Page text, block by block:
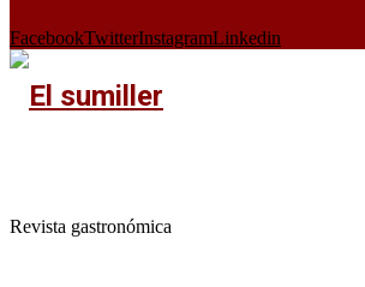
FacebookTwitterInstagramLinkedin
Revista gastronómica